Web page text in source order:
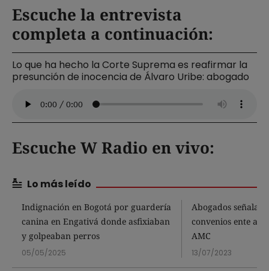
Escuche la entrevista
completa a continuación:
Lo que ha hecho la Corte Suprema es reafirmar la
presunción de inocencia de Álvaro Uribe: abogado
Escuche W Radio en vivo:
Lo más leído
Indignación en Bogotá por guardería
canina en Engativá donde asfixiaban
y golpeaban perros
05/05/2025
Abogados
convenios ente
AMC
13/07/2023